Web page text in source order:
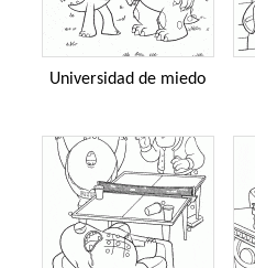
Universidad de miedo